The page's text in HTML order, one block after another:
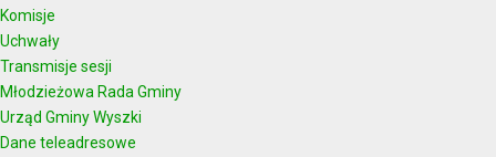
Komisje
Uchwały
Transmisje sesji
Młodzieżowa Rada Gminy
Urząd Gminy Wyszki
Dane teleadresowe